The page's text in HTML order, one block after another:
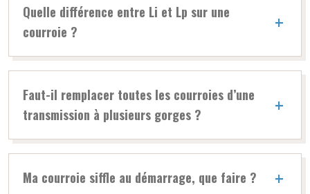
Quelle différence entre Li et Lp sur une
courroie ?
Faut-il remplacer toutes les courroies d’une
transmission à plusieurs gorges ?
Ma courroie siffle au démarrage, que faire ?